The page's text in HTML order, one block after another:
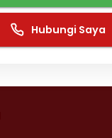
Hubungi Saya